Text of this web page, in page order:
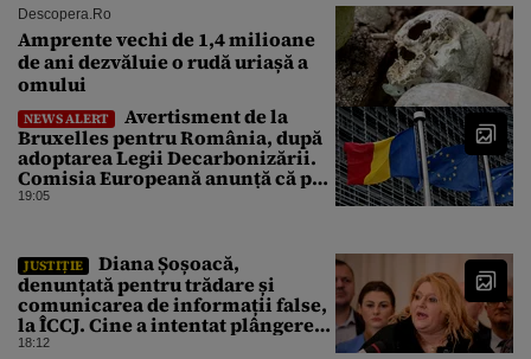
Descopera.ro
Amprente vechi de 1,4 milioane
de ani dezvăluie o rudă uriașă a
omului
NEWS ALERT
Avertisment de la
Bruxelles pentru România, după
adoptarea Legii Decarbonizării.
Comisia Europeană anunță că pot
fi „consecințe financiare”
19:05
JUSTIȚIE
Diana Șoșoacă,
denunțată pentru trădare și
comunicarea de informații false,
la ÎCCJ. Cine a intentat plângerea
penală
18:12